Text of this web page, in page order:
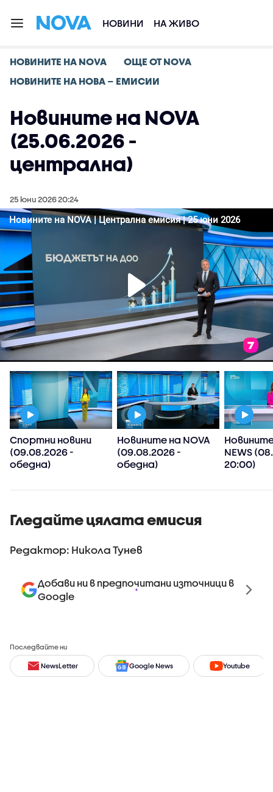
НОВИНИ НА ЖИВО
НОВИНИТЕ НА NOVA
ОЩЕ ОТ NOVA
НОВИНИТЕ НА НОВА – ЕМИСИИ
Новините на NOVA
(25.06.2026 -
централна)
25 юни 2026 20:24
Спортни новини
(09.08.2026 -
обедна)
Новините на NOVA
(09.08.2026 -
обедна)
NEWS
20:00)
Гледайте цялата емисия
Редактор: Никола Тунев
Добави ни в предпочитани източници в
Google
Последвайте ни
NewsLetter Google News Youtube